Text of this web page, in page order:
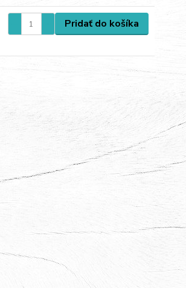
Pridať do košíka